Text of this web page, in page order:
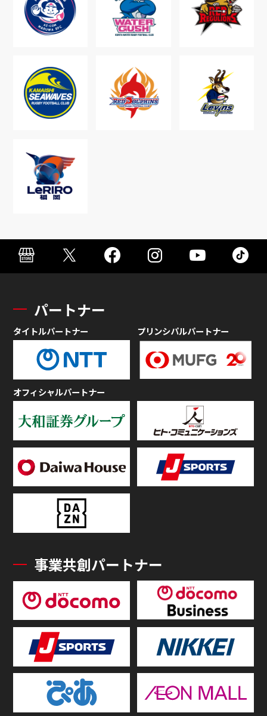
パートナー
タイトルパートナー プリンシパルパートナー
オフィシャルパートナー
事業共創パートナー